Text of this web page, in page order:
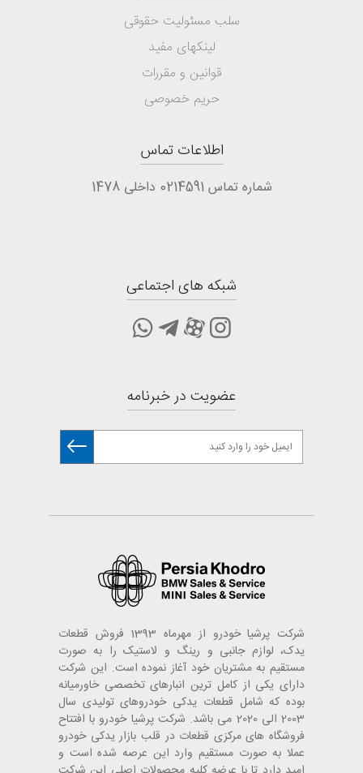
سلب مسئولیت حقوقی
لینکهای مفید
قوانین و مقررات
حریم خصوصی
اطلاعات تماس
شماره تماس 0214591 داخلی 1478
شبکه های اجتماعی
عضویت در خبرنامه
شرکت پرشیا خودرو از مهرماه 1393 فروش قطعات
یدک، لوازم جانبی و رینگ و لاستیک را به صورت
مستقیم به مشتریان خود آغاز نموده است. این شرکت
دارای یکی از کامل ترین انبارهای تخصصی خاورمیانه
بوده که شامل قطعات یدکی خودروهای تولیدی سال
2003 الی 2020 می باشد. شرکت پرشیا خودرو با افتتاح
فروشگاه های مرکزی قطعات در قلب بازار یدکی خودرو
عملا به صورت مستقیم وارد این عرصه شده است و